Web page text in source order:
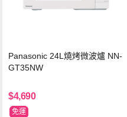
Panasonic 24L燒烤微波爐 NN-
GT35NW
$4,690
免運